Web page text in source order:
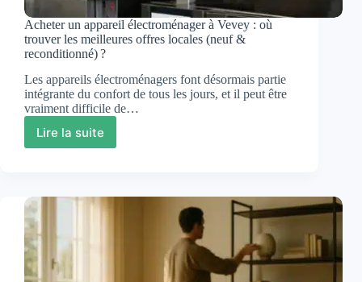
Acheter un appareil électroménager à Vevey : où
trouver les meilleures offres locales (neuf &
reconditionné) ?
Les appareils électroménagers font désormais partie
intégrante du confort de tous les jours, et il peut être
vraiment difficile de…
Lire la suite
Acheter
à
Vevey
où
les